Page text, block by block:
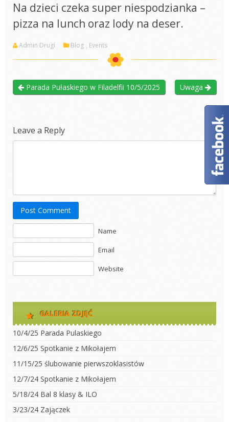
Na dzieci czeka super niespodzianka –
pizza na lunch oraz lody na deser.
Admin Drugi Blog , Events
Parada Pułaskiego w Filadelfii 10/5/2025 Uwaga
Leave a Reply
Post Comment
Name
Email
Website
GALERIA ZDJĘĆ
10/4/25 Parada Pulaskiego
12/6/25 Spotkanie z Mikołajem
11/15/25 ślubowanie pierwszoklasistów
12/7/24 Spotkanie z Mikołajem
5/18/24 Bal 8 klasy & ILO
3/23/24 Zajączek